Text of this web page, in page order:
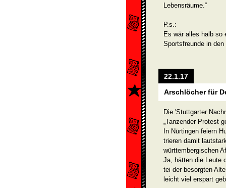
Lebensräume.“
P.s.:
Es wär alles halb so
Sportsfreunde in
22.1.17
Arschlöcher für
Die 'Stuttgarter
„Tanzender Protest
In Nürtingen feiern
trieren damit
württembergischen
Ja, hätten die Leute
tei der besorgten
leicht viel erspart